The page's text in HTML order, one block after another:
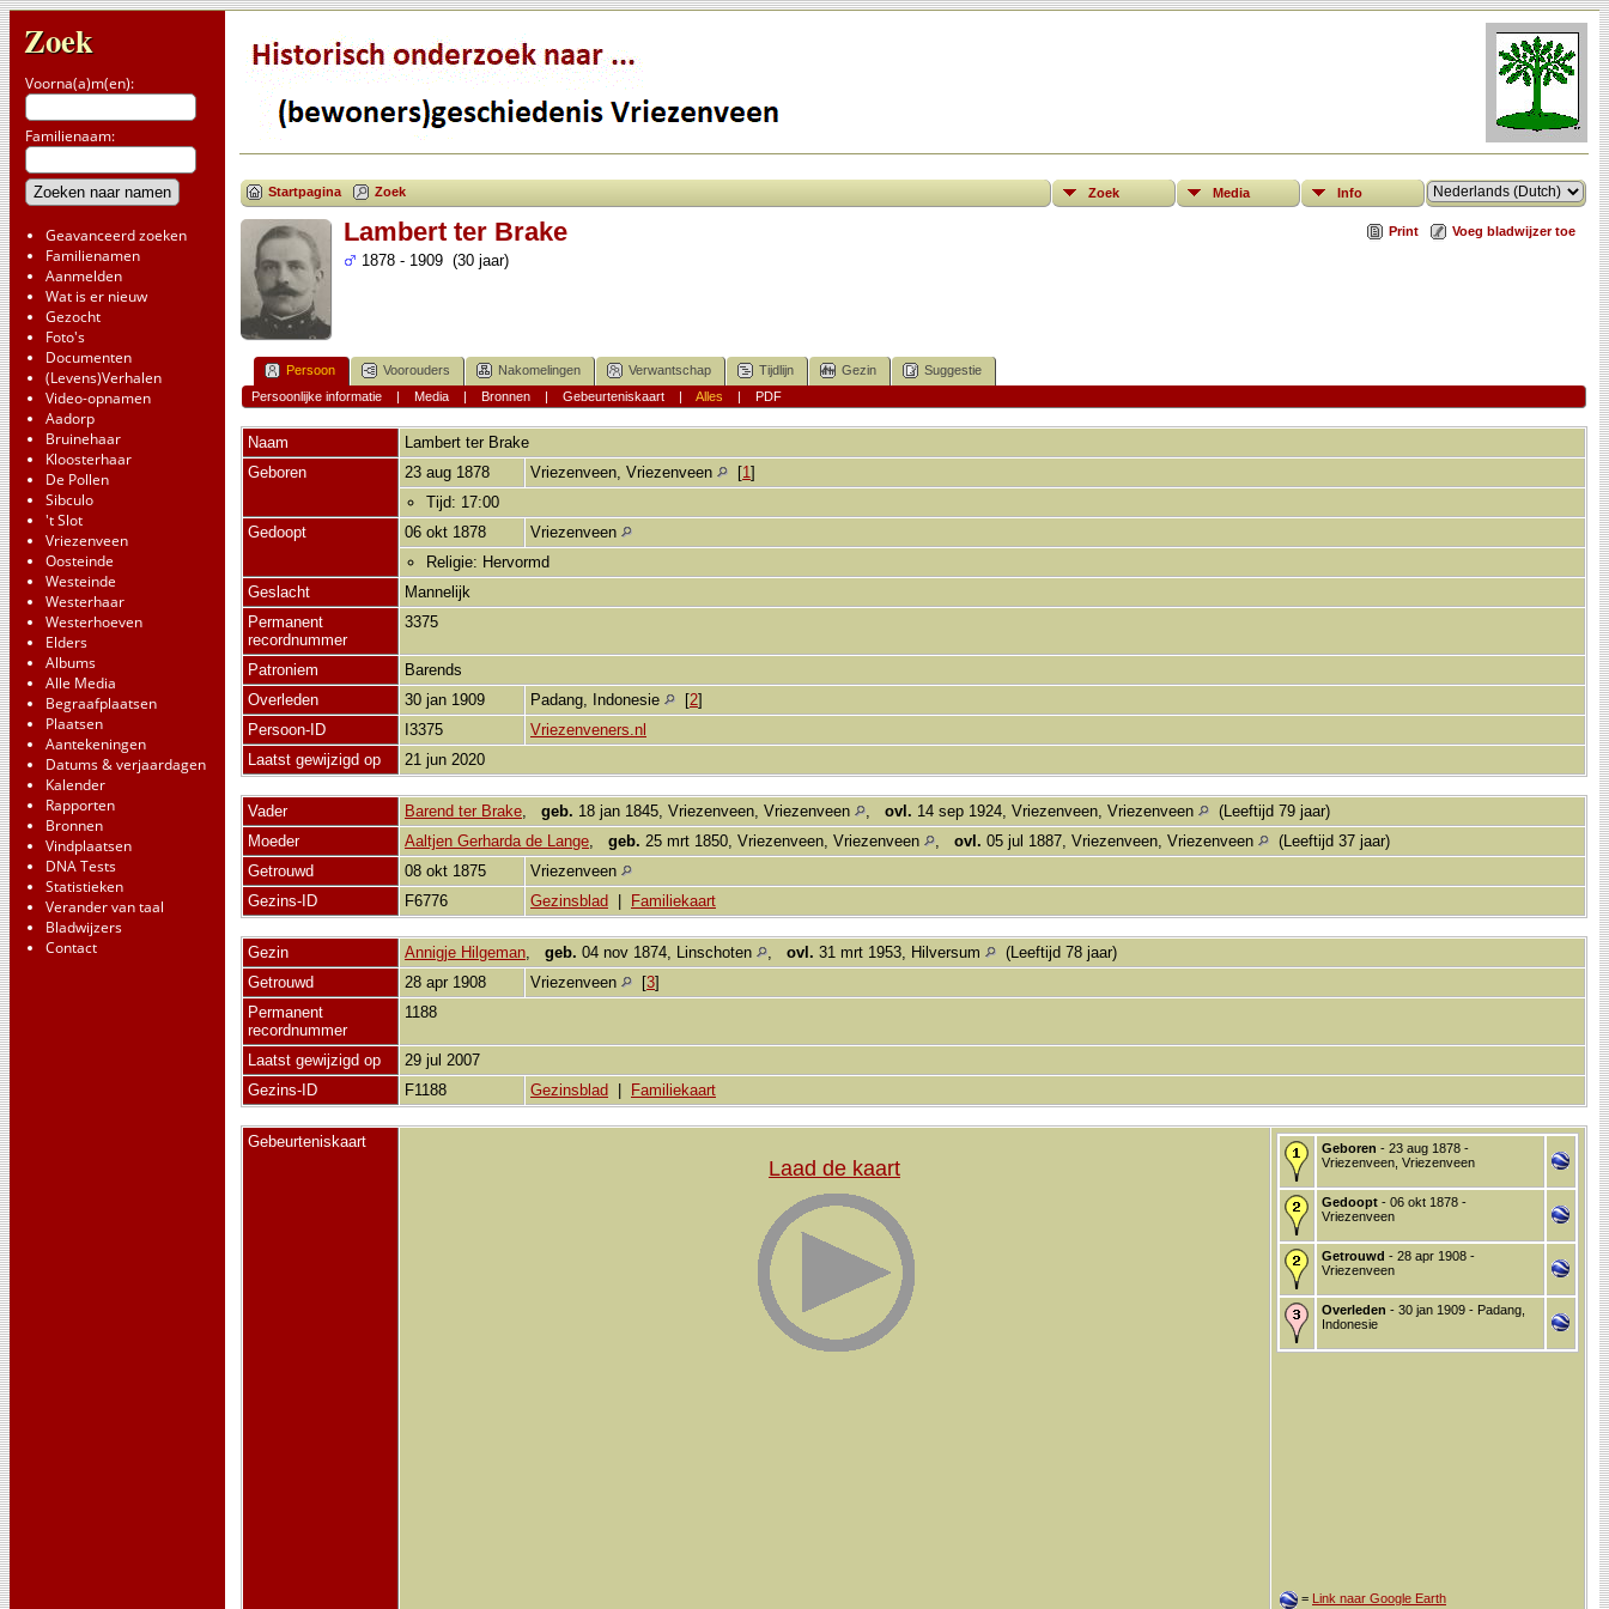
Zoek
Voorna(a)m(en):
Familienaam:
Geavanceerd zoeken
Familienamen
Aanmelden
Wat is er nieuw
Gezocht
Foto's
Documenten
(Levens)Verhalen
Video-opnamen
Aadorp
Bruinehaar
Kloosterhaar
De Pollen
Sibculo
't Slot
Vriezenveen
Oosteinde
Westeinde
Westerhaar
Westerhoeven
Elders
Albums
Alle Media
Begraafplaatsen
Plaatsen
Aantekeningen
Datums & verjaardagen
Kalender
Rapporten
Bronnen
Vindplaatsen
DNA Tests
Statistieken
Verander van taal
Bladwijzers
Contact
Startpagina Zoek Zoek Media Info
Print Voeg bladwijzer toe
Lambert ter Brake
1878 - 1909 (30 jaar)
Persoon Voorouders Nakomelingen Verwantschap Tijdlijn Gezin
Suggestie
Persoonlijke informatie| Media| Bronnen| Gebeurteniskaart| Alles | PDF
Naam Lambert ter Brake
Geboren
23 aug 1878 Vriezenveen, Vriezenveen [1]
Tijd: 17:00
Gedoopt
06 okt 1878
Vriezenveen
Religie: Hervormd
Geslacht
Mannelijk
Permanent
recordnummer
3375
Patroniem
Barends
Overleden
30 jan 1909 Padang, Indonesie [2]
Persoon-ID
I3375
Vriezenveners.nl
Laatst gewijzigd op
21 jun 2020
Vader Barend ter Brake, geb. 18 jan 1845, Vriezenveen, Vriezenveen , ovl. 14 sep 1924, Vriezenveen, Vriezenveen
(Leeftijd 79 jaar)
Moeder
Aaltjen Gerharda de Lange, geb. 25 mrt 1850, Vriezenveen, Vriezenveen , ovl. 05 jul 1887, Vriezenveen, Vriezenveen
(Leeftijd 37 jaar)
Getrouwd
08 okt 1875
Vriezenveen
Gezins-ID
F6776 Gezinsblad Familiekaart
Gezin Annigje Hilgeman, geb. 04 nov 1874, Linschoten , ovl. 31 mrt 1953, Hilversum
(Leeftijd 78 jaar)
Getrouwd
28 apr 1908 Vriezenveen [3]
Permanent
recordnummer
1188
Laatst gewijzigd op
29 jul 2007
Gezins-ID
F1188 Gezinsblad Familiekaart
Gebeurteniskaart
Laad de kaart
Geboren - 23 aug 1878 -
Vriezenveen, Vriezenveen
Gedoopt - 06 okt 1878 -
Vriezenveen
Getrouwd - 28 apr 1908 -
Vriezenveen
Overleden - 30 jan 1909 - Padang,
Indonesie
= Link naar Google Earth